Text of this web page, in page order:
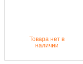
Товара нет в
наличии